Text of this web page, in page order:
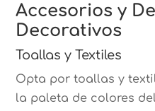
Accesorios y
Decorativos
Toallas y Textiles
Opta por toallas y
la paleta de colores